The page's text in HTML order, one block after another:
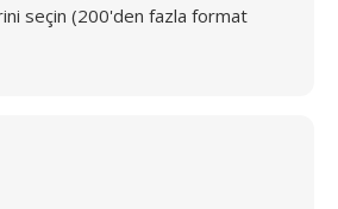
seçin (200'den fazla format